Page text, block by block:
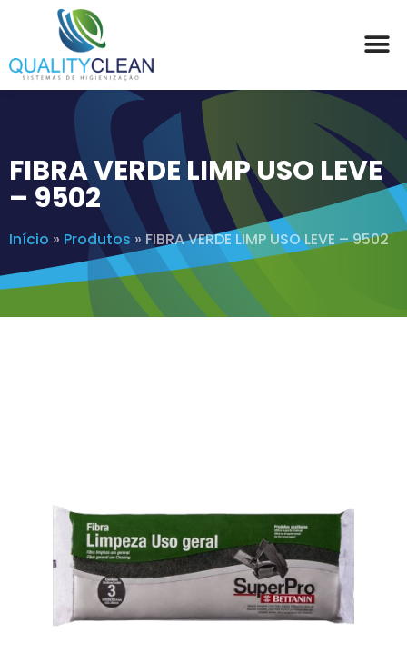
FIBRA VERDE LIMP USO LEVE
– 9502
Início » Produtos » FIBRA VERDE LIMP USO LEVE – 9502